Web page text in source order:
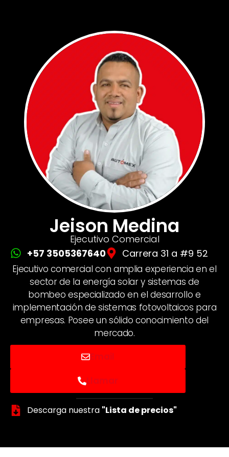
Jeison Medina
Ejecutivo Comercial
+57 3505367640
Carrera 31 a #9 52
Ejecutivo comercial con amplia experiencia en el
sector de la energía solar y sistemas de
bombeo especializado en el desarrollo e
implementación de sistemas fotovoltaicos para
empresas. Posee un sólido conocimiento del
mercado.
Email
Llamar
Descarga nuestra "Lista de precios"